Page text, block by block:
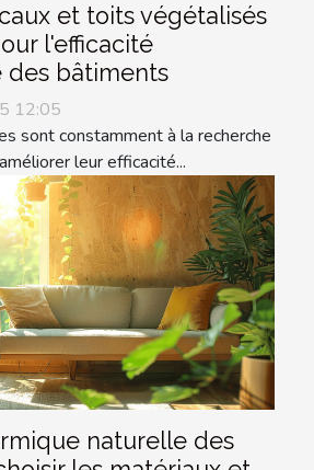
et toits végétalisés
l'efficacité
bâtiments
12:05
sont constamment à la recherche
leur efficacité...
naturelle des